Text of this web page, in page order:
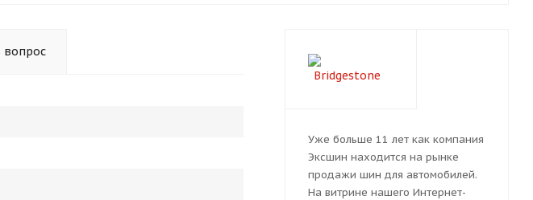
вопрос
Уже больше 11 лет как компания
Эксшин находится на рынке
продажи шин для автомобилей.
На витрине нашего Интернет-